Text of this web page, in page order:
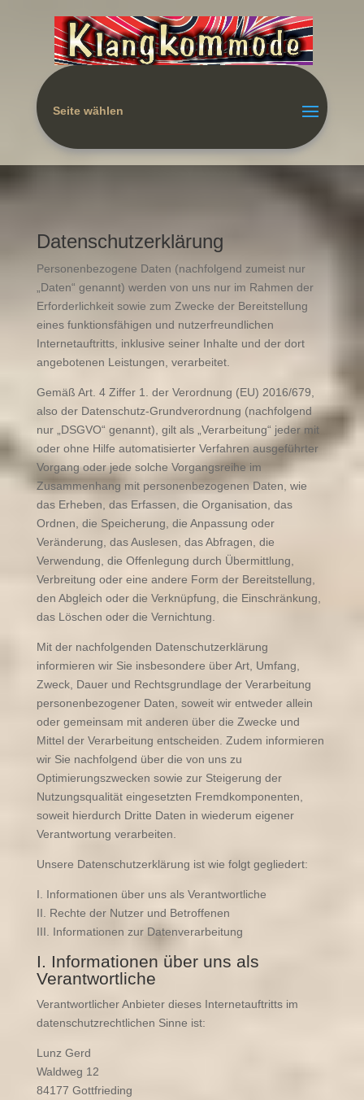
Seite wählen
Datenschutzerklärung
Personenbezogene Daten (nachfolgend zumeist nur
„Daten“ genannt) werden von uns nur im Rahmen der
Erforderlichkeit sowie zum Zwecke der Bereitstellung
eines funktionsfähigen und nutzerfreundlichen
Internetauftritts, inklusive seiner Inhalte und der dort
angebotenen Leistungen, verarbeitet.
Gemäß Art. 4 Ziffer 1. der Verordnung (EU) 2016/679,
also der Datenschutz-Grundverordnung (nachfolgend
nur „DSGVO“ genannt), gilt als „Verarbeitung“ jeder mit
oder ohne Hilfe automatisierter Verfahren ausgeführter
Vorgang oder jede solche Vorgangsreihe im
Zusammenhang mit personenbezogenen Daten, wie
das Erheben, das Erfassen, die Organisation, das
Ordnen, die Speicherung, die Anpassung oder
Veränderung, das Auslesen, das Abfragen, die
Verwendung, die Offenlegung durch Übermittlung,
Verbreitung oder eine andere Form der Bereitstellung,
den Abgleich oder die Verknüpfung, die Einschränkung,
das Löschen oder die Vernichtung.
Mit der nachfolgenden Datenschutzerklärung
informieren wir Sie insbesondere über Art, Umfang,
Zweck, Dauer und Rechtsgrundlage der Verarbeitung
personenbezogener Daten, soweit wir entweder allein
oder gemeinsam mit anderen über die Zwecke und
Mittel der Verarbeitung entscheiden. Zudem informieren
wir Sie nachfolgend über die von uns zu
Optimierungszwecken sowie zur Steigerung der
Nutzungsqualität eingesetzten Fremdkomponenten,
soweit hierdurch Dritte Daten in wiederum eigener
Verantwortung verarbeiten.
Unsere Datenschutzerklärung ist wie folgt gegliedert:
I. Informationen über uns als Verantwortliche
II. Rechte der Nutzer und Betroffenen
III. Informationen zur Datenverarbeitung
I. Informationen über uns als
Verantwortliche
Verantwortlicher Anbieter dieses Internetauftritts im
datenschutzrechtlichen Sinne ist:
Lunz Gerd
Waldweg 12
84177 Gottfrieding